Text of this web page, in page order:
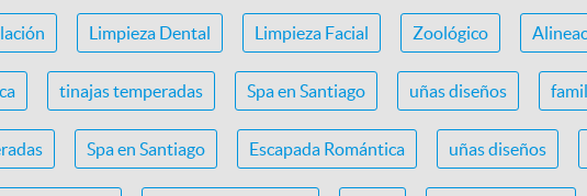
Limpieza Dental Limpieza Facial Zoológico
tinajas temperadas Spa en Santiago uñas diseños
Spa en Santiago Escapada Romántica uñas diseños